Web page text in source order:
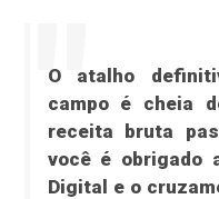
O atalho
campo é cheia
receita bruta
você é obrigado
Digital e o